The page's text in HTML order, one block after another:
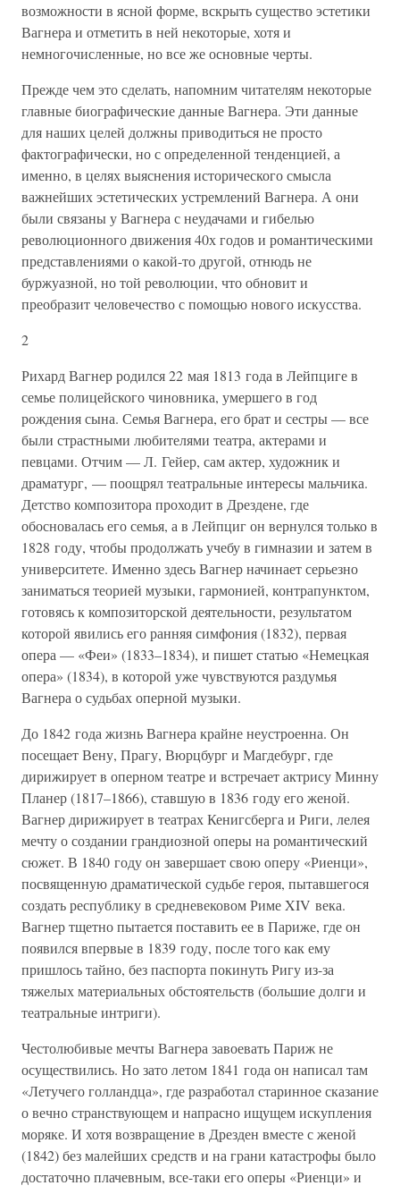
возможности в ясной форме, вскрыть существо эстетики
Вагнера и отметить в ней некоторые, хотя и
немногочисленные, но все же основные черты.
Прежде чем это сделать, напомним читателям некоторые
главные биографические данные Вагнера. Эти данные
для наших целей должны приводиться не просто
фактографически, но с определенной тенденцией, а
именно, в целях выяснения исторического смысла
важнейших эстетических устремлений Вагнера. А они
были связаны у Вагнера с неудачами и гибелью
революционного движения 40х годов и романтическими
представлениями о какой-то другой, отнюдь не
буржуазной, но той революции, что обновит и
преобразит человечество с помощью нового искусства.
2
Рихард Вагнер родился 22 мая 1813 года в Лейпциге в
семье полицейского чиновника, умершего в год
рождения сына. Семья Вагнера, его брат и сестры — все
были страстными любителями театра, актерами и
певцами. Отчим — Л. Гейер, сам актер, художник и
драматург, — поощрял театральные интересы мальчика.
Детство композитора проходит в Дрездене, где
обосновалась его семья, а в Лейпциг он вернулся только в
1828 году, чтобы продолжать учебу в гимназии и затем в
университете. Именно здесь Вагнер начинает серьезно
заниматься теорией музыки, гармонией, контрапунктом,
готовясь к композиторской деятельности, результатом
которой явились его ранняя симфония (1832), первая
опера — «Феи» (1833–1834), и пишет статью «Немецкая
опера» (1834), в которой уже чувствуются раздумья
Вагнера о судьбах оперной музыки.
До 1842 года жизнь Вагнера крайне неустроенна. Он
посещает Вену, Прагу, Вюрцбург и Магдебург, где
дирижирует в оперном театре и встречает актрису Минну
Планер (1817–1866), ставшую в 1836 году его женой.
Вагнер дирижирует в театрах Кенигсберга и Риги, лелея
мечту о создании грандиозной оперы на романтический
сюжет. В 1840 году он завершает свою оперу «Риенци»,
посвященную драматической судьбе героя, пытавшегося
создать республику в средневековом Риме XIV века.
Вагнер тщетно пытается поставить ее в Париже, где он
появился впервые в 1839 году, после того как ему
пришлось тайно, без паспорта покинуть Ригу из-за
тяжелых материальных обстоятельств (большие долги и
театральные интриги).
Честолюбивые мечты Вагнера завоевать Париж не
осуществились. Но зато летом 1841 года он написал там
«Летучего голландца», где разработал старинное сказание
о вечно странствующем и напрасно ищущем искупления
моряке. И хотя возвращение в Дрезден вместе с женой
(1842) без малейших средств и на грани катастрофы было
достаточно плачевным, все-таки его оперы «Риенци» и